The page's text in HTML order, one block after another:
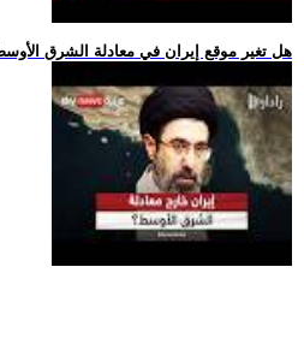
.. هل تغير موقع إيران في معادلة الشرق